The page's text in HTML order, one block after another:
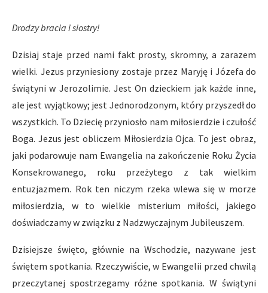
Drodzy bracia i siostry!
Dzisiaj staje przed nami fakt prosty, skromny, a zarazem
wielki. Jezus przyniesiony zostaje przez Maryję i Józefa do
świątyni w Jerozolimie. Jest On dzieckiem jak każde inne,
ale jest wyjątkowy; jest Jednorodzonym, który przyszedł do
wszystkich. To Dziecię przyniosło nam miłosierdzie i czułość
Boga. Jezus jest obliczem Miłosierdzia Ojca. To jest obraz,
jaki podarowuje nam Ewangelia na zakończenie Roku Życia
Konsekrowanego, roku przeżytego z tak wielkim
entuzjazmem. Rok ten niczym rzeka wlewa się w morze
miłosierdzia, w to wielkie misterium miłości, jakiego
doświadczamy w związku z Nadzwyczajnym Jubileuszem.
Dzisiejsze święto, głównie na Wschodzie, nazywane jest
świętem spotkania. Rzeczywiście, w Ewangelii przed chwilą
przeczytanej spostrzegamy różne spotkania. W świątyni